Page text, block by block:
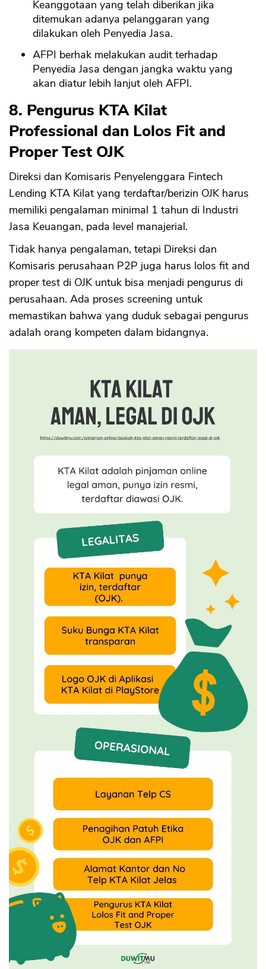
Keanggotaan yang telah diberikan jika
ditemukan adanya pelanggaran yang
dilakukan oleh Penyedia Jasa.
AFPI berhak melakukan audit terhadap
Penyedia Jasa dengan jangka waktu yang
akan diatur lebih lanjut oleh AFPI.
8. Pengurus KTA Kilat
Professional dan Lolos Fit and
Proper Test OJK
Direksi dan Komisaris Penyelenggara Fintech
Lending KTA Kilat yang terdaftar/berizin OJK harus
memiliki pengalaman minimal 1 tahun di Industri
Jasa Keuangan, pada level manajerial.
Tidak hanya pengalaman, tetapi Direksi dan
Komisaris perusahaan P2P juga harus lolos fit and
proper test di OJK untuk bisa menjadi pengurus di
perusahaan. Ada proses screening untuk
memastikan bahwa yang duduk sebagai pengurus
adalah orang kompeten dalam bidangnya.